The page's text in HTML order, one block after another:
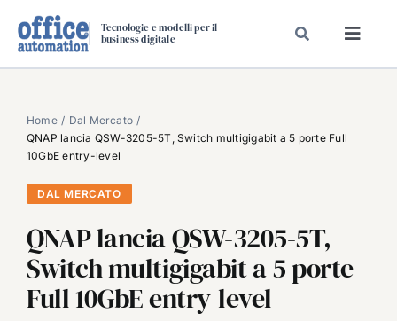
Tecnologie e modelli per il
business digitale
SPECIAL PAPER
TAVOLE ROTONDE DI REDAZIONE
DAL MERCATO
VIDEO
EVENTI
CHI SIAMO
Home
Dal Mercato
QNAP lancia QSW-3205-5T, Switch multigigabit a 5 porte Full
10GbE entry-level
DAL MERCATO
QNAP lancia QSW-3205-5T,
Switch multigigabit a 5 porte
Full 10GbE entry-level